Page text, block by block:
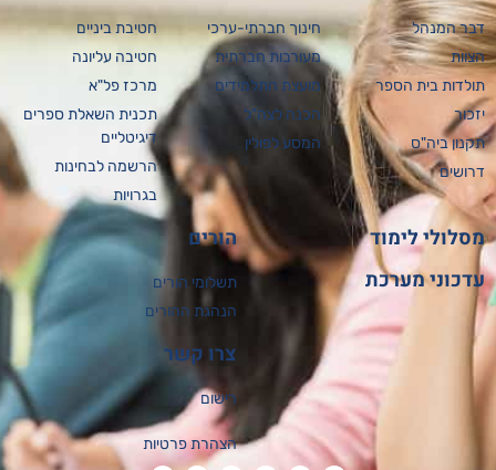
דבר המנהל
הצוות
תולדות בית הספר
יזכור
תקנון ביה"ס
דרושים
חינוך חברתי-ערכי
מעורבות חברתית
מועצת התלמידים
הכנה לצה"ל
המסע לפולין
חטיבת ביניים
חטיבה עליונה
מרכז פל"א
תכנית השאלת ספרים
דיגיטליים
הרשמה לבחינות
בגרויות
מסלולי לימוד
עדכוני מערכת
הורים
תשלומי הורים
הנהגת ההורים
צרו קשר
רישום
הצהרת פרטיות